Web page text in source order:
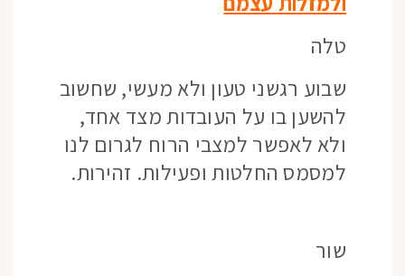
טלה
שבוע רגשני טעון ולא מעשי, שחשוב
להשען בו על העובדות מצד אחד,
ולא לאפשר למצבי הרוח לגרום לנו
למסמס החלטות ופעילות. זהירות.
שור